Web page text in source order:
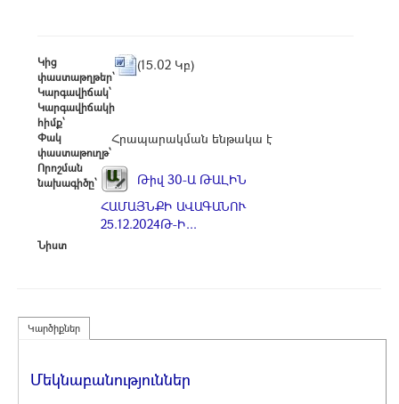
Կից
փաստաթղթեր՝
(15.02 Կբ)
Կարգավիճակ՝
Կարգավիճակի
հիմք՝
Փակ
փաստաթուղթ՝
Հրապարակման ենթակա է
Որոշման
նախագիծը՝
Թիվ 30-Ա ԹԱԼԻՆ
ՀԱՄԱՅՆՔԻ ԱՎԱԳԱՆՈՒ
25.12.2024Թ-Ի...
Նիստ
Կարծիքներ
Մեկնաբանություններ